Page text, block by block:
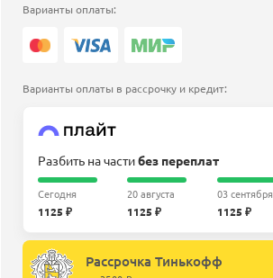
Варианты оплаты:
Варианты оплаты в рассрочку и кредит:
Разбить на частибез переплат
Сегодня
1125 ₽
20 августа
1125 ₽
03 сентября
1125 ₽
Рассрочка Тинькофф